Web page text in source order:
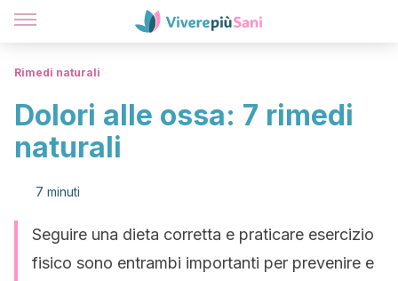
Rimedi naturali
Dolori alle ossa: 7 rimedi
naturali
7 minuti
Seguire una dieta corretta e praticare esercizio
fisico sono entrambi importanti per prevenire e